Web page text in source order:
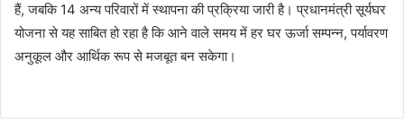
हैं, जबकि 14 अन्य परिवारों में स्थापना की प्रक्रिया जारी है। प्रधानमंत्री सूर्यघर
योजना से यह साबित हो रहा है कि आने वाले समय में हर घर ऊर्जा सम्पन्न, पर्यावरण
अनुकूल और आर्थिक रूप से मजबूत बन सकेगा।